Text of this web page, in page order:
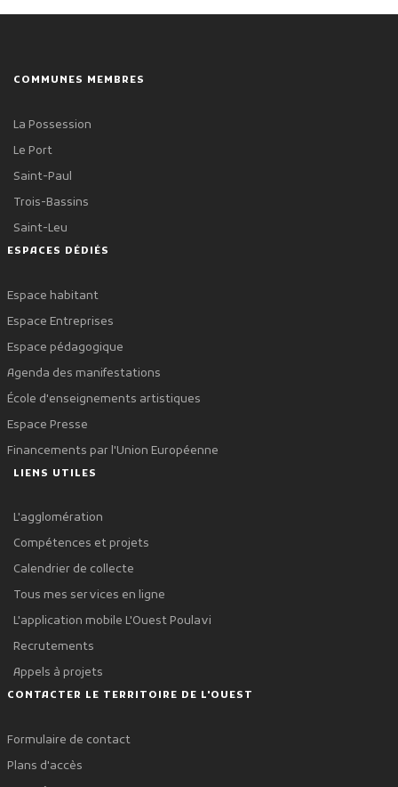
COMMUNES MEMBRES
La Possession
Le Port
Saint-Paul
Trois-Bassins
Saint-Leu
ESPACES DÉDIÉS
Espace habitant
Espace Entreprises
Espace pédagogique
Agenda des manifestations
École d'enseignements artistiques
Espace Presse
Financements par l'Union Européenne
LIENS UTILES
L'agglomération
Compétences et projets
Calendrier de collecte
Tous mes services en ligne
L'application mobile L'Ouest Poulavi
Recrutements
Appels à projets
CONTACTER LE TERRITOIRE DE L'OUEST
Formulaire de contact
Plans d'accès